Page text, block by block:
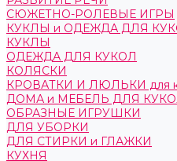
СЮЖЕТНО-РОЛЕВЫЕ ИГРЫ
КУКЛЫ и ОДЕЖДА ДЛЯ
КУКЛЫ
ОДЕЖДА ДЛЯ КУКОЛ
КОЛЯСКИ
КРОВАТКИ И ЛЮЛЬКИ для
ДОМА и МЕБЕЛЬ ДЛЯ
ОБРАЗНЫЕ ИГРУШКИ
ДЛЯ УБОРКИ
ДЛЯ СТИРКИ и ГЛАЖКИ
КУХНЯ